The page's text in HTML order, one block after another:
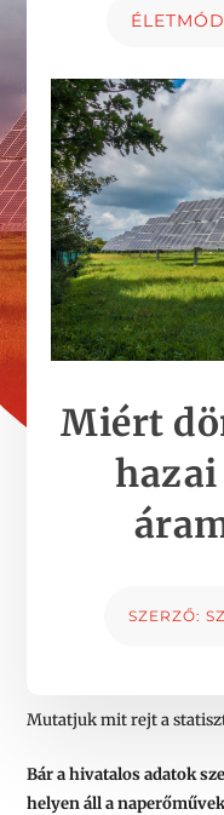
ÉLETMÓD
Miért
hazai
SZERZŐ:
Mutatjuk mit rejt a
Bár a hivatalos adatok
helyen áll a